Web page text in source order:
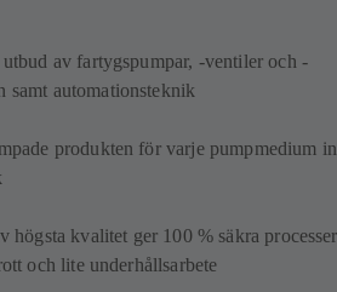
utbud av fartygspumpar, -ventiler och -
samt automationsteknik
produkten för varje pumpmedium
högsta kvalitet ger 100 % säkra processer
och lite underhållsarbete